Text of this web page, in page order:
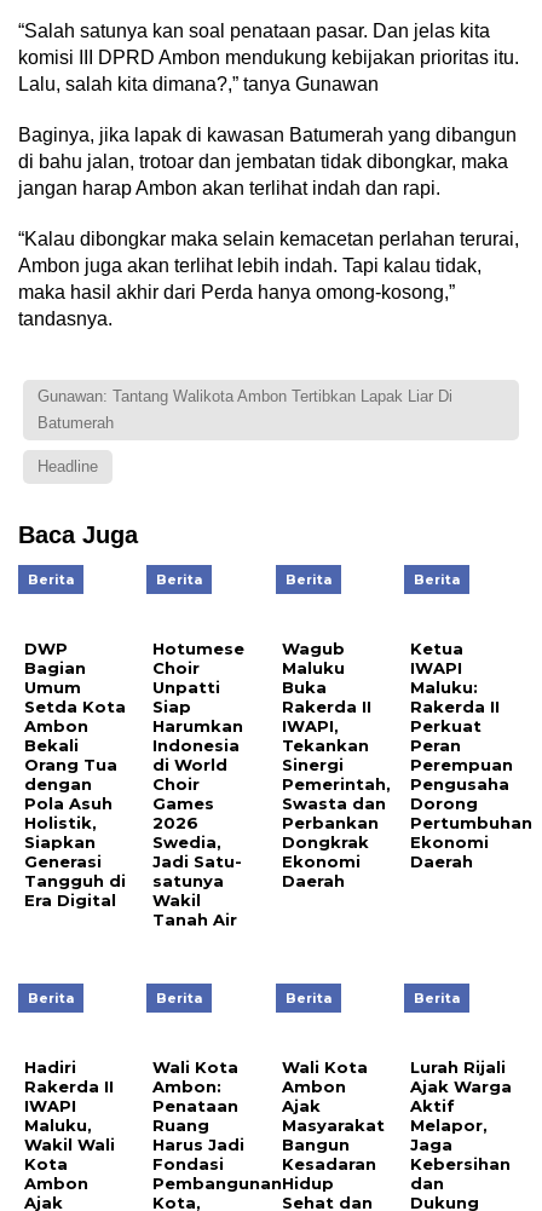
“Salah satunya kan soal penataan pasar. Dan jelas kita
komisi III DPRD Ambon mendukung kebijakan prioritas itu.
Lalu, salah kita dimana?,” tanya Gunawan
Baginya, jika lapak di kawasan Batumerah yang dibangun
di bahu jalan, trotoar dan jembatan tidak dibongkar, maka
jangan harap Ambon akan terlihat indah dan rapi.
“Kalau dibongkar maka selain kemacetan perlahan terurai,
Ambon juga akan terlihat lebih indah. Tapi kalau tidak,
maka hasil akhir dari Perda hanya omong-kosong,”
tandasnya.
Gunawan: Tantang Walikota Ambon Tertibkan Lapak Liar Di
Batumerah
Headline
Baca Juga
Berita
DWP
Bagian
Umum
Setda Kota
Ambon
Bekali
Orang Tua
dengan
Pola Asuh
Holistik,
Siapkan
Generasi
Tangguh di
Era Digital
Berita
Hotumese
Choir
Unpatti
Siap
Harumkan
Indonesia
di World
Choir
Games
2026
Swedia,
Jadi Satu-
satunya
Wakil
Tanah Air
Berita
Wagub
Maluku
Buka
Rakerda II
IWAPI,
Tekankan
Sinergi
Pemerintah,
Swasta dan
Perbankan
Dongkrak
Ekonomi
Daerah
Berita
Ketua
IWAPI
Maluku:
Rakerda II
Perkuat
Peran
Perempuan
Pengusaha
Dorong
Pertumbuhan
Ekonomi
Daerah
Berita
Hadiri
Rakerda II
IWAPI
Maluku,
Wakil Wali
Kota
Ambon
Ajak
Berita
Wali Kota
Ambon:
Penataan
Ruang
Harus Jadi
Fondasi
Pembangunan
Kota,
Berita
Wali Kota
Ambon
Ajak
Masyarakat
Bangun
Kesadaran
Hidup
Sehat dan
Berita
Lurah Rijali
Ajak Warga
Aktif
Melapor,
Jaga
Kebersihan
dan
Dukung